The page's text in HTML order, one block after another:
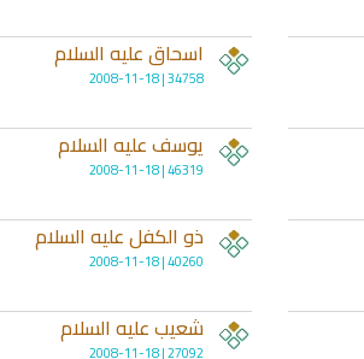
اسحاق عليه السلام
34758 | 2008-11-18
يوسف عليه السلام
46319 | 2008-11-18
ذو الكفل عليه السلام
40260 | 2008-11-18
شعيب عليه السلام
27092 | 2008-11-18
انشودة مشاعل الشمال
21717 | 2025-05-04